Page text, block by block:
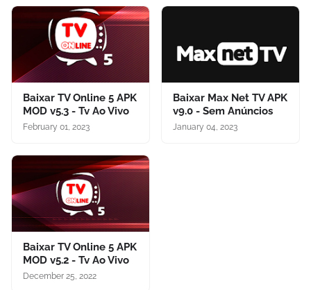
Baixar TV Online 5 APK
MOD v5.3 - Tv Ao Vivo
February 01, 2023
Baixar Max Net TV APK
v9.0 - Sem Anúncios
January 04, 2023
Baixar TV Online 5 APK
MOD v5.2 - Tv Ao Vivo
December 25, 2022